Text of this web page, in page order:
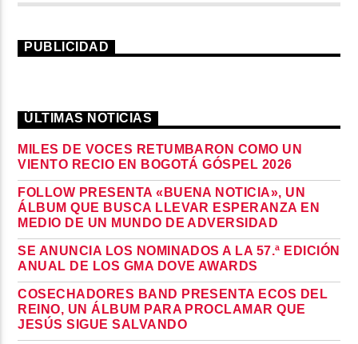
PUBLICIDAD
ÚLTIMAS NOTICIAS
MILES DE VOCES RETUMBARON COMO UN
VIENTO RECIO EN BOGOTÁ GÓSPEL 2026
FOLLOW PRESENTA «BUENA NOTICIA», UN
ÁLBUM QUE BUSCA LLEVAR ESPERANZA EN
MEDIO DE UN MUNDO DE ADVERSIDAD
SE ANUNCIA LOS NOMINADOS A LA 57.ª EDICIÓN
ANUAL DE LOS GMA DOVE AWARDS
COSECHADORES BAND PRESENTA ECOS DEL
REINO, UN ÁLBUM PARA PROCLAMAR QUE
JESÚS SIGUE SALVANDO